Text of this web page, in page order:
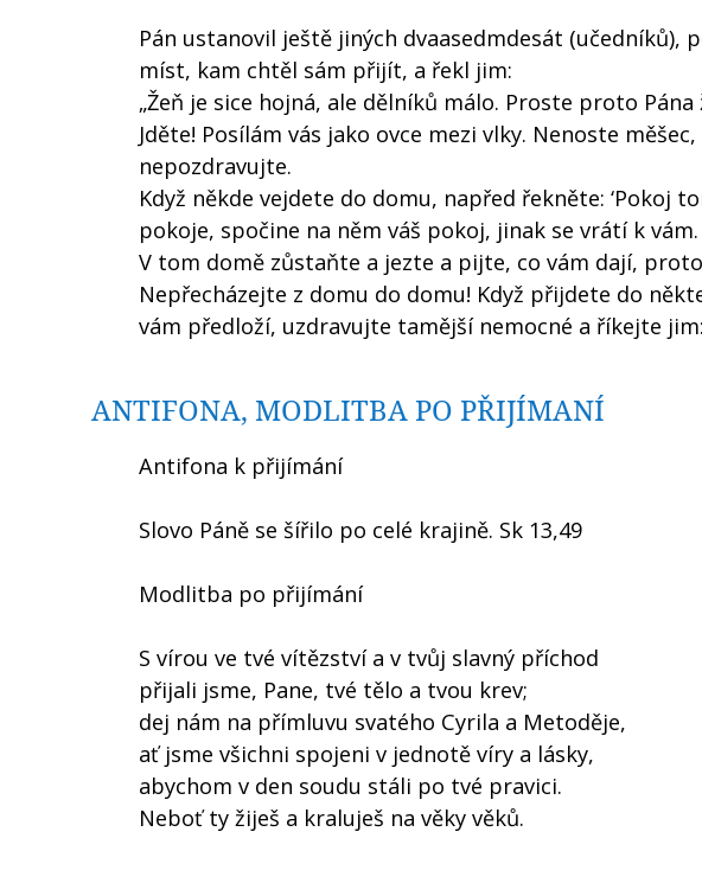
Pán ustanovil ještě jiných dvaasedmdesát (učedníků),
míst, kam chtěl sám přijít, a řekl jim:
„Žeň je sice hojná, ale dělníků málo. Proste proto
Jděte! Posílám vás jako ovce mezi vlky. Nenoste
nepozdravujte.
Když někde vejdete do domu, napřed řekněte: ‘Pokoj
pokoje, spočine na něm váš pokoj, jinak se vrátí k vám.
V tom domě zůstaňte a jezte a pijte, co vám dají,
Nepřecházejte z domu do domu! Když přijdete do
vám předloží, uzdravujte tamější nemocné a říkejte
ANTIFONA, MODLITBA PO PŘIJÍMANÍ
Antifona k přijímání
Slovo Páně se šířilo po celé krajině. Sk 13,49
Modlitba po přijímání
S vírou ve tvé vítězství a v tvůj slavný příchod
přijali jsme, Pane, tvé tělo a tvou krev;
dej nám na přímluvu svatého Cyrila a Metoděje,
ať jsme všichni spojeni v jednotě víry a lásky,
abychom v den soudu stáli po tvé pravici.
Neboť ty žiješ a kraluješ na věky věků.